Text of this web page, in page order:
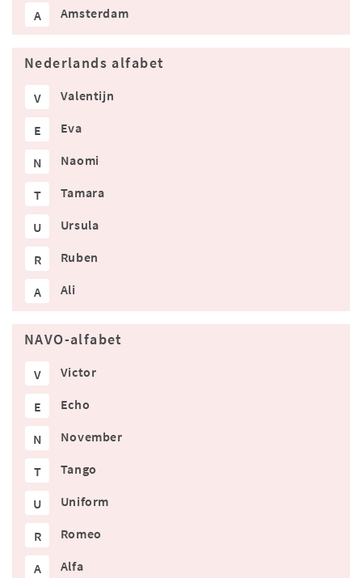
A Amsterdam
Nederlands alfabet
V Valentijn
E Eva
N Naomi
T Tamara
U Ursula
R Ruben
A Ali
NAVO-alfabet
V Victor
E Echo
N November
T Tango
U Uniform
R Romeo
A Alfa